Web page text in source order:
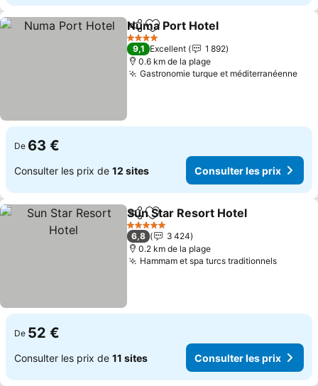
PartagerAjouter à mes favoris
Numa Port Hotel
4 Étoiles
9,1 Excellent
1 892
0.6 km de la plage
Gastronomie turque et méditerranéenne
De 63 €
Consulter les prix de 12 sites Consulter les prix
PartagerAjouter à mes favoris
Sun Star Resort Hotel
5 Étoiles
6,8
3 424
0.2 km de la plage
Hammam et spa turcs traditionnels
De 52 €
Consulter les prix de 11 sites Consulter les prix